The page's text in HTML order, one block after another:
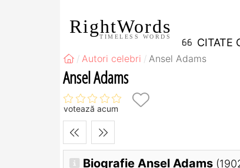
RightWords
TIMELESS WORDS CITATE
Autori celebri Ansel Adams
Ansel Adams
votează acum
Biografie Ansel Adams